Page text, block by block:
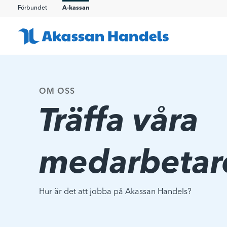
Förbundet A-kassan
OM OSS
Träffa våra
Hur är det att jobba på Akassan Handels?